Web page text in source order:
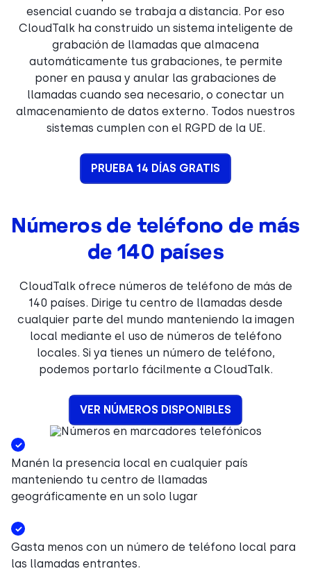
esencial cuando se trabaja a distancia. Por eso
CloudTalk ha construido un sistema inteligente de
grabación de llamadas que almacena
automáticamente tus grabaciones, te permite
poner en pausa y anular las grabaciones de
llamadas cuando sea necesario, o conectar un
almacenamiento de datos externo. Todos nuestros
sistemas cumplen con el RGPD de la UE.
PRUEBA 14 DÍAS GRATIS
Números de teléfono de más
de 140 países
CloudTalk ofrece números de teléfono de más de
140 países. Dirige tu centro de llamadas desde
cualquier parte del mundo manteniendo la imagen
local mediante el uso de números de teléfono
locales. Si ya tienes un número de teléfono,
podemos portarlo fácilmente a CloudTalk.
VER NÚMEROS DISPONIBLES
Manén la presencia local en cualquier país
manteniendo tu centro de llamadas
geográficamente en un solo lugar
Gasta menos con un número de teléfono local para
las llamadas entrantes.